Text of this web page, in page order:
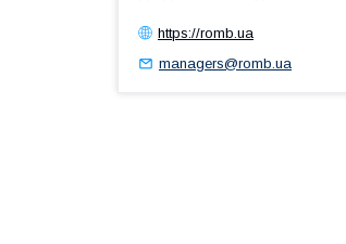
https://romb.ua
managers@romb.ua